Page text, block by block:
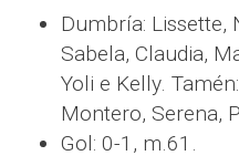
Dumbría: Lissette,
Sabela, Claudia,
Yoli e Kelly.
Montero, Serena,
Gol: 0-1, m.61.